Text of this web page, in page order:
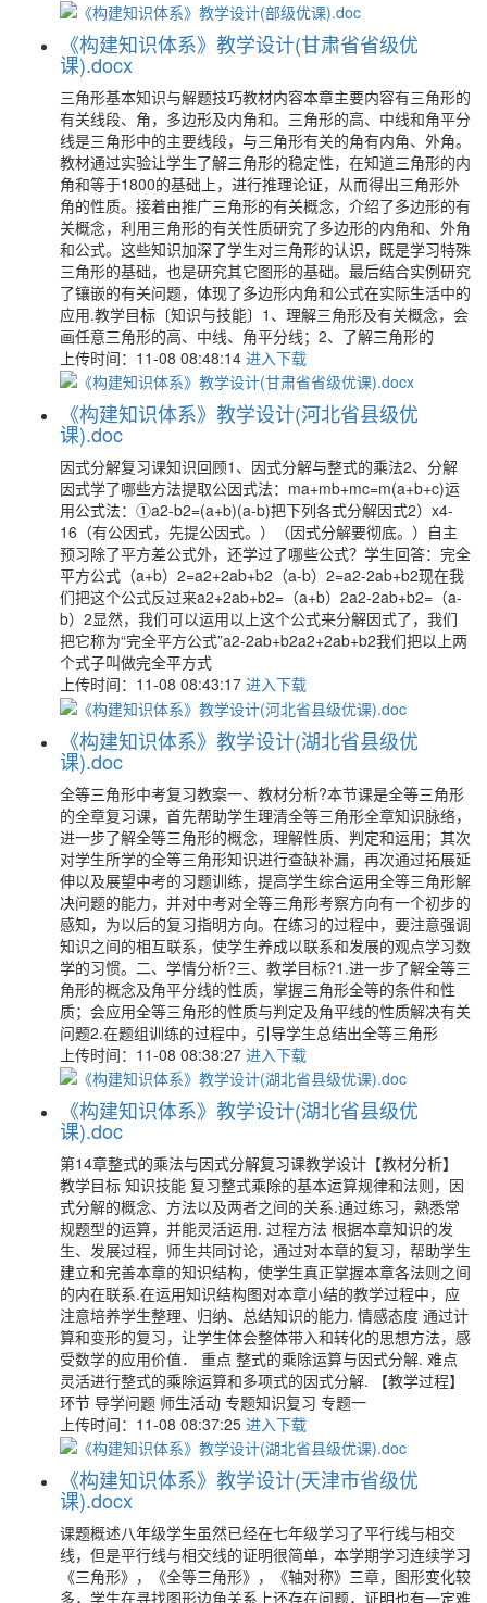
《构建知识体系》教学设计(甘肃省省级优
课).docx
三角形基本知识与解题技巧教材内容本章主要内容有三角形的
有关线段、角，多边形及内角和。三角形的高、中线和角平分
线是三角形中的主要线段，与三角形有关的角有内角、外角。
教材通过实验让学生了解三角形的稳定性，在知道三角形的内
角和等于1800的基础上，进行推理论证，从而得出三角形外
角的性质。接着由推广三角形的有关概念，介绍了多边形的有
关概念，利用三角形的有关性质研究了多边形的内角和、外角
和公式。这些知识加深了学生对三角形的认识，既是学习特殊
三角形的基础，也是研究其它图形的基础。最后结合实例研究
了镶嵌的有关问题，体现了多边形内角和公式在实际生活中的
应用.教学目标〔知识与技能〕1、理解三角形及有关概念，会
画任意三角形的高、中线、角平分线；2、了解三角形的
上传时间：11-08 08:48:14 进入下载
《构建知识体系》教学设计(河北省县级优
课).doc
因式分解复习课知识回顾1、因式分解与整式的乘法2、分解
因式学了哪些方法提取公因式法：ma+mb+mc=m(a+b+c)运
用公式法：①a2-b2=(a+b)(a-b)把下列各式分解因式2）x4-
16（有公因式，先提公因式。）（因式分解要彻底。）自主
预习除了平方差公式外，还学过了哪些公式？学生回答：完全
平方公式（a+b）2=a2+2ab+b2（a-b）2=a2-2ab+b2现在我
们把这个公式反过来a2+2ab+b2=（a+b）2a2-2ab+b2=（a-
b）2显然，我们可以运用以上这个公式来分解因式了，我们
把它称为“完全平方公式”a2-2ab+b2a2+2ab+b2我们把以上两
个式子叫做完全平方式
上传时间：11-08 08:43:17 进入下载
《构建知识体系》教学设计(湖北省县级优
课).doc
全等三角形中考复习教案一、教材分析?本节课是全等三角形
的全章复习课，首先帮助学生理清全等三角形全章知识脉络，
进一步了解全等三角形的概念，理解性质、判定和运用；其次
对学生所学的全等三角形知识进行查缺补漏，再次通过拓展延
伸以及展望中考的习题训练，提高学生综合运用全等三角形解
决问题的能力，并对中考对全等三角形考察方向有一个初步的
感知，为以后的复习指明方向。在练习的过程中，要注意强调
知识之间的相互联系，使学生养成以联系和发展的观点学习数
学的习惯。二、学情分析?三、教学目标?1.进一步了解全等三
角形的概念及角平分线的性质，掌握三角形全等的条件和性
质；会应用全等三角形的性质与判定及角平线的性质解决有关
问题2.在题组训练的过程中，引导学生总结出全等三角形
上传时间：11-08 08:38:27 进入下载
《构建知识体系》教学设计(湖北省县级优
课).doc
第14章整式的乘法与因式分解复习课教学设计【教材分析】
教学目标 知识技能 复习整式乘除的基本运算规律和法则，因
式分解的概念、方法以及两者之间的关系.通过练习，熟悉常
规题型的运算，并能灵活运用. 过程方法 根据本章知识的发
生、发展过程，师生共同讨论，通过对本章的复习，帮助学生
建立和完善本章的知识结构，使学生真正掌握本章各法则之间
的内在联系.在运用知识结构图对本章小结的教学过程中，应
注意培养学生整理、归纳、总结知识的能力. 情感态度 通过计
算和变形的复习，让学生体会整体带入和转化的思想方法，感
受数学的应用价值． 重点 整式的乘除运算与因式分解. 难点
灵活进行整式的乘除运算和多项式的因式分解. 【教学过程】
环节 导学问题 师生活动 专题知识复习 专题一
上传时间：11-08 08:37:25 进入下载
《构建知识体系》教学设计(天津市省级优
课).docx
课题概述八年级学生虽然已经在七年级学习了平行线与相交
线，但是平行线与相交线的证明很简单，本学期学习连续学习
《三角形》，《全等三角形》，《轴对称》三章，图形变化较
多，学生在寻找图形边角关系上还存在问题，证明也有一定难